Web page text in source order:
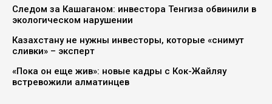
Следом за Кашаганом: инвестора Тенгиза обвинили в
экологическом нарушении
Казахстану не нужны инвесторы, которые «снимут
сливки» – эксперт
«Пока он еще жив»: новые кадры с Кок-Жайляу
встревожили алматинцев